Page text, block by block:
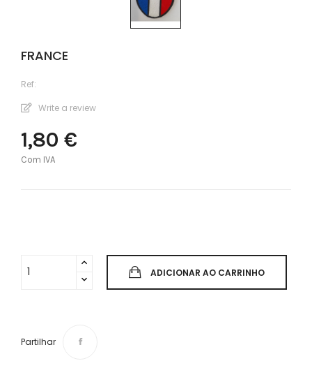
FRANCE
Ref:
Write a review
1,80 €
Com IVA
ADICIONAR AO CARRINHO
Partilhar